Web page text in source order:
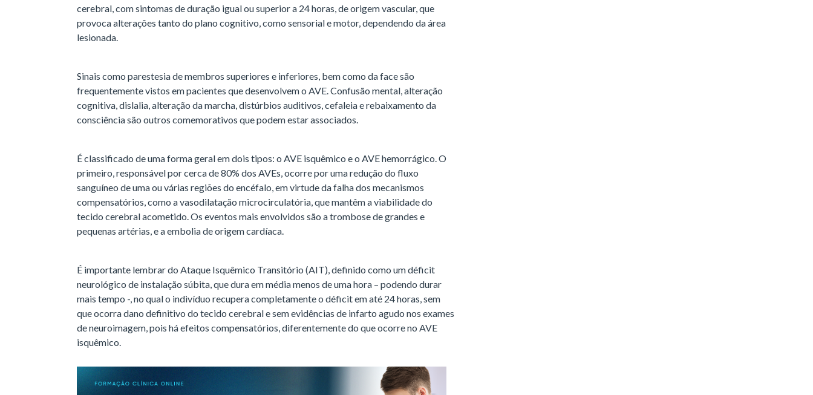
cerebral, com sintomas de duração igual ou superior a 24 horas, de origem vascular, que
provoca alterações tanto do plano cognitivo, como sensorial e motor, dependendo da área
lesionada.
Sinais como parestesia de membros superiores e inferiores, bem como da face são
frequentemente vistos em pacientes que desenvolvem o AVE. Confusão mental, alteração
cognitiva, dislalia, alteração da marcha, distúrbios auditivos, cefaleia e rebaixamento da
consciência são outros comemorativos que podem estar associados.
É classificado de uma forma geral em dois tipos: o AVE isquêmico e o AVE hemorrágico. O
primeiro, responsável por cerca de 80% dos AVEs, ocorre por uma redução do fluxo
sanguíneo de uma ou várias regiões do encéfalo, em virtude da falha dos mecanismos
compensatórios, como a vasodilatação microcirculatória, que mantêm a viabilidade do
tecido cerebral acometido. Os eventos mais envolvidos são a trombose de grandes e
pequenas artérias, e a embolia de origem cardíaca.
É importante lembrar do Ataque Isquêmico Transitório (AIT), definido como um déficit
neurológico de instalação súbita, que dura em média menos de uma hora – podendo durar
mais tempo -, no qual o indivíduo recupera completamente o déficit em até 24 horas, sem
que ocorra dano definitivo do tecido cerebral e sem evidências de infarto agudo nos exames
de neuroimagem, pois há efeitos compensatórios, diferentemente do que ocorre no AVE
isquêmico.